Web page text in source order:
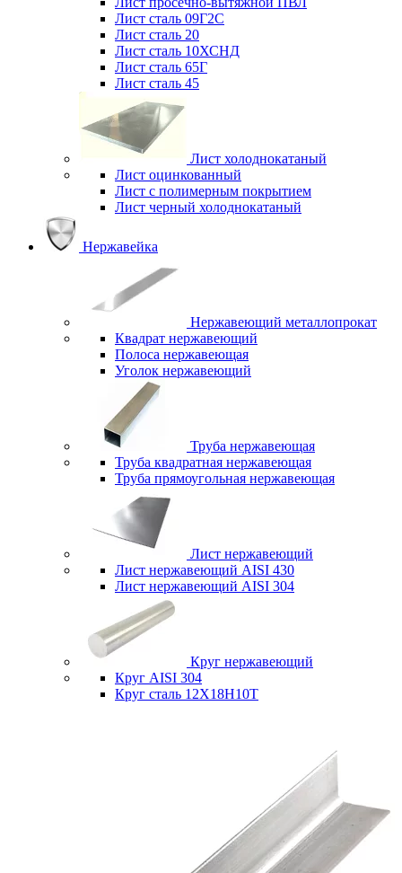
Лист сталь 09Г2С
Лист сталь 20
Лист сталь 10ХСНД
Лист сталь 65Г
Лист сталь 45
Лист холоднокатаный
Лист оцинкованный
Лист с полимерным покрытием
Лист черный холоднокатаный
Нержавейка
Нержавеющий металлопрокат
Квадрат нержавеющий
Полоса нержавеющая
Уголок нержавеющий
Труба нержавеющая
Труба квадратная нержавеющая
Труба прямоугольная нержавеющая
Лист нержавеющий
Лист нержавеющий AISI 430
Лист нержавеющий AISI 304
Круг нержавеющий
Круг AISI 304
Круг сталь 12Х18Н10Т